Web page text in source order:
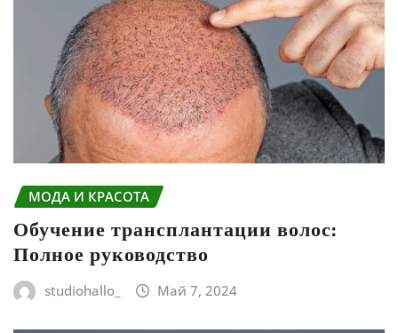
МОДА И КРАСОТА
Обучение трансплантации волос:
Полное руководство
studiohallo_ Май 7, 2024